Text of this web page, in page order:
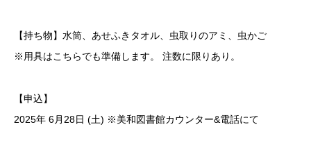
【持ち物】水筒、あせふきタオル、虫取りのアミ、虫かご
※用具はこちらでも準備します。 注数に限りあり。
【申込】
2025年 6月28日 (土) ※美和図書館カウンター&電話にて